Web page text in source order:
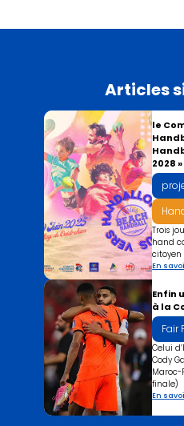
Articles
le
2028 »
Trois
hand
En
Enfin
à la
Fair
Celui
Cody
Maroc-
finale)
En